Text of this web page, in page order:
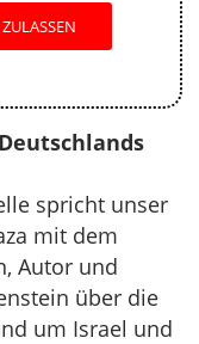
spricht unser
mit dem
Autor und
über die
um Israel und